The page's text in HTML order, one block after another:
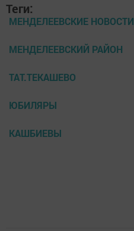
Теги:
МЕНДЕЛЕЕВСКИЕ НОВОСТИ
МЕНДЕЛЕЕВСКИЙ РАЙОН
ТАТ.ТЕКАШЕВО
ЮБИЛЯРЫ
КАШБИЕВЫ